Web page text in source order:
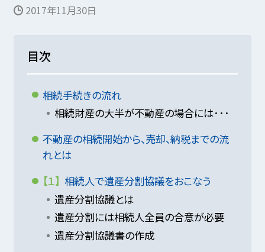
2017年11月30日
目次
相続手続きの流れ
相続財産の大半が不動産の場合には･･･
不動産の相続開始から、売却、納税までの流
れとは
【１】 相続人で遺産分割協議をおこなう
遺産分割協議とは
遺産分割には相続人全員の合意が必要
遺産分割協議書の作成